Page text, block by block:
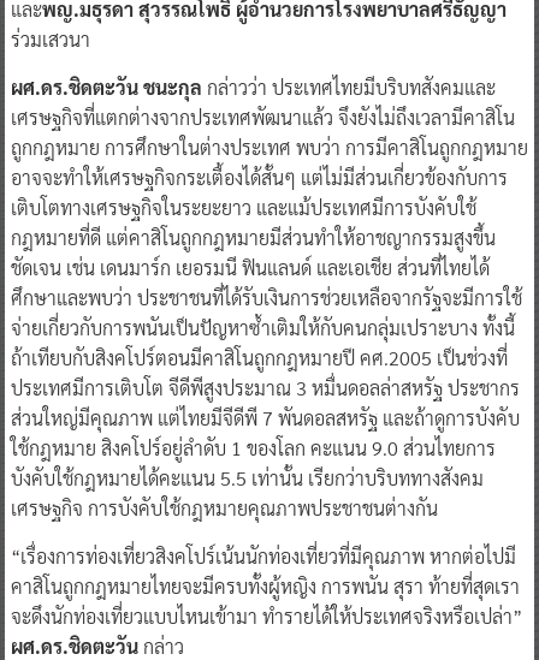
และพญ.มธุรดา สุวรรณโพธิ์ ผู้อำนวยการโรงพยาบาลศรีธัญญา
ร่วมเสวนา
ผศ.ดร.ชิดตะวัน ชนะกุล กล่าวว่า ประเทศไทยมีบริบทสังคมและ
เศรษฐกิจที่แตกต่างจากประเทศพัฒนาแล้ว จึงยังไม่ถึงเวลามีคาสิโน
ถูกกฎหมาย การศึกษาในต่างประเทศ พบว่า การมีคาสิโนถูกกฎหมาย
อาจจะทำให้เศรษฐกิจกระเตื้องได้สั้นๆ แต่ไม่มีส่วนเกี่ยวข้องกับการ
เติบโตทางเศรษฐกิจในระยะยาว และแม้ประเทศมีการบังคับใช้
กฎหมายที่ดี แต่คาสิโนถูกกฎหมายมีส่วนทำให้อาชญากรรมสูงขึ้น
ชัดเจน เช่น เดนมาร์ก เยอรมนี ฟินแลนด์ และเอเชีย ส่วนที่ไทยได้
ศึกษาและพบว่า ประชาชนที่ได้รับเงินการช่วยเหลือจากรัฐจะมีการใช้
จ่ายเกี่ยวกับการพนันเป็นปัญหาซ้ำเติมให้กับคนกลุ่มเปราะบาง ทั้งนี้
ถ้าเทียบกับสิงคโปร์ตอนมีคาสิโนถูกกฎหมายปี คศ.2005 เป็นช่วงที่
ประเทศมีการเติบโต จีดีพีสูงประมาณ 3 หมื่นดอลล่าสหรัฐ ประชากร
ส่วนใหญ่มีคุณภาพ แต่ไทยมีจีดีพี 7 พันดอลสหรัฐ และถ้าดูการบังคับ
ใช้กฎหมาย สิงคโปร์อยู่ลำดับ 1 ของโลก คะแนน 9.0 ส่วนไทยการ
บังคับใช้กฎหมายได้คะแนน 5.5 เท่านั้น เรียกว่าบริบททางสังคม
เศรษฐกิจ การบังคับใช้กฎหมายคุณภาพประชาชนต่างกัน
“เรื่องการท่องเที่ยวสิงคโปร์เน้นนักท่องเที่ยวที่มีคุณภาพ หากต่อไปมี
คาสิโนถูกกฎหมายไทยจะมีครบทั้งผู้หญิง การพนัน สุรา ท้ายที่สุดเรา
จะดึงนักท่องเที่ยวแบบไหนเข้ามา ทำรายได้ให้ประเทศจริงหรือเปล่า”
ผศ.ดร.ชิดตะวันกล่าว